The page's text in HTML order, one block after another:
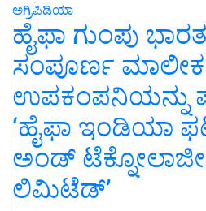
ಅಗ್ರಿಪಿಡಿಯಾ
ಹೈಫಾ ಗುಂಪು
ಸಂಪೂರ್ಣ
ಉಪಕಂಪನಿಯನ್ನು
‘ಹೈಫಾ ಇಂಡಿಯಾ
ಅಂಡ್
ಲಿಮಿಟೆಡ್’